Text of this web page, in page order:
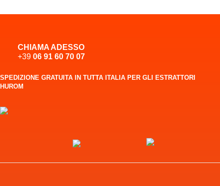
CHIAMA ADESSO
+39 06 91 60 70 07
SPEDIZIONE GRATUITA IN TUTTA ITALIA PER GLI ESTRATTORI
HUROM